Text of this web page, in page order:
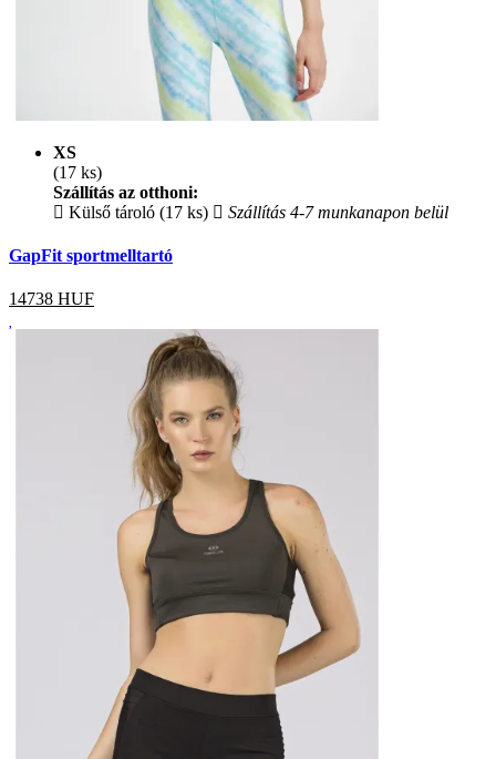
XS
(17 ks)
Szállítás az otthoni:
Külső tároló (17 ks)
Szállítás 4-7 munkanapon belül
GapFit sportmelltartó
14738 HUF